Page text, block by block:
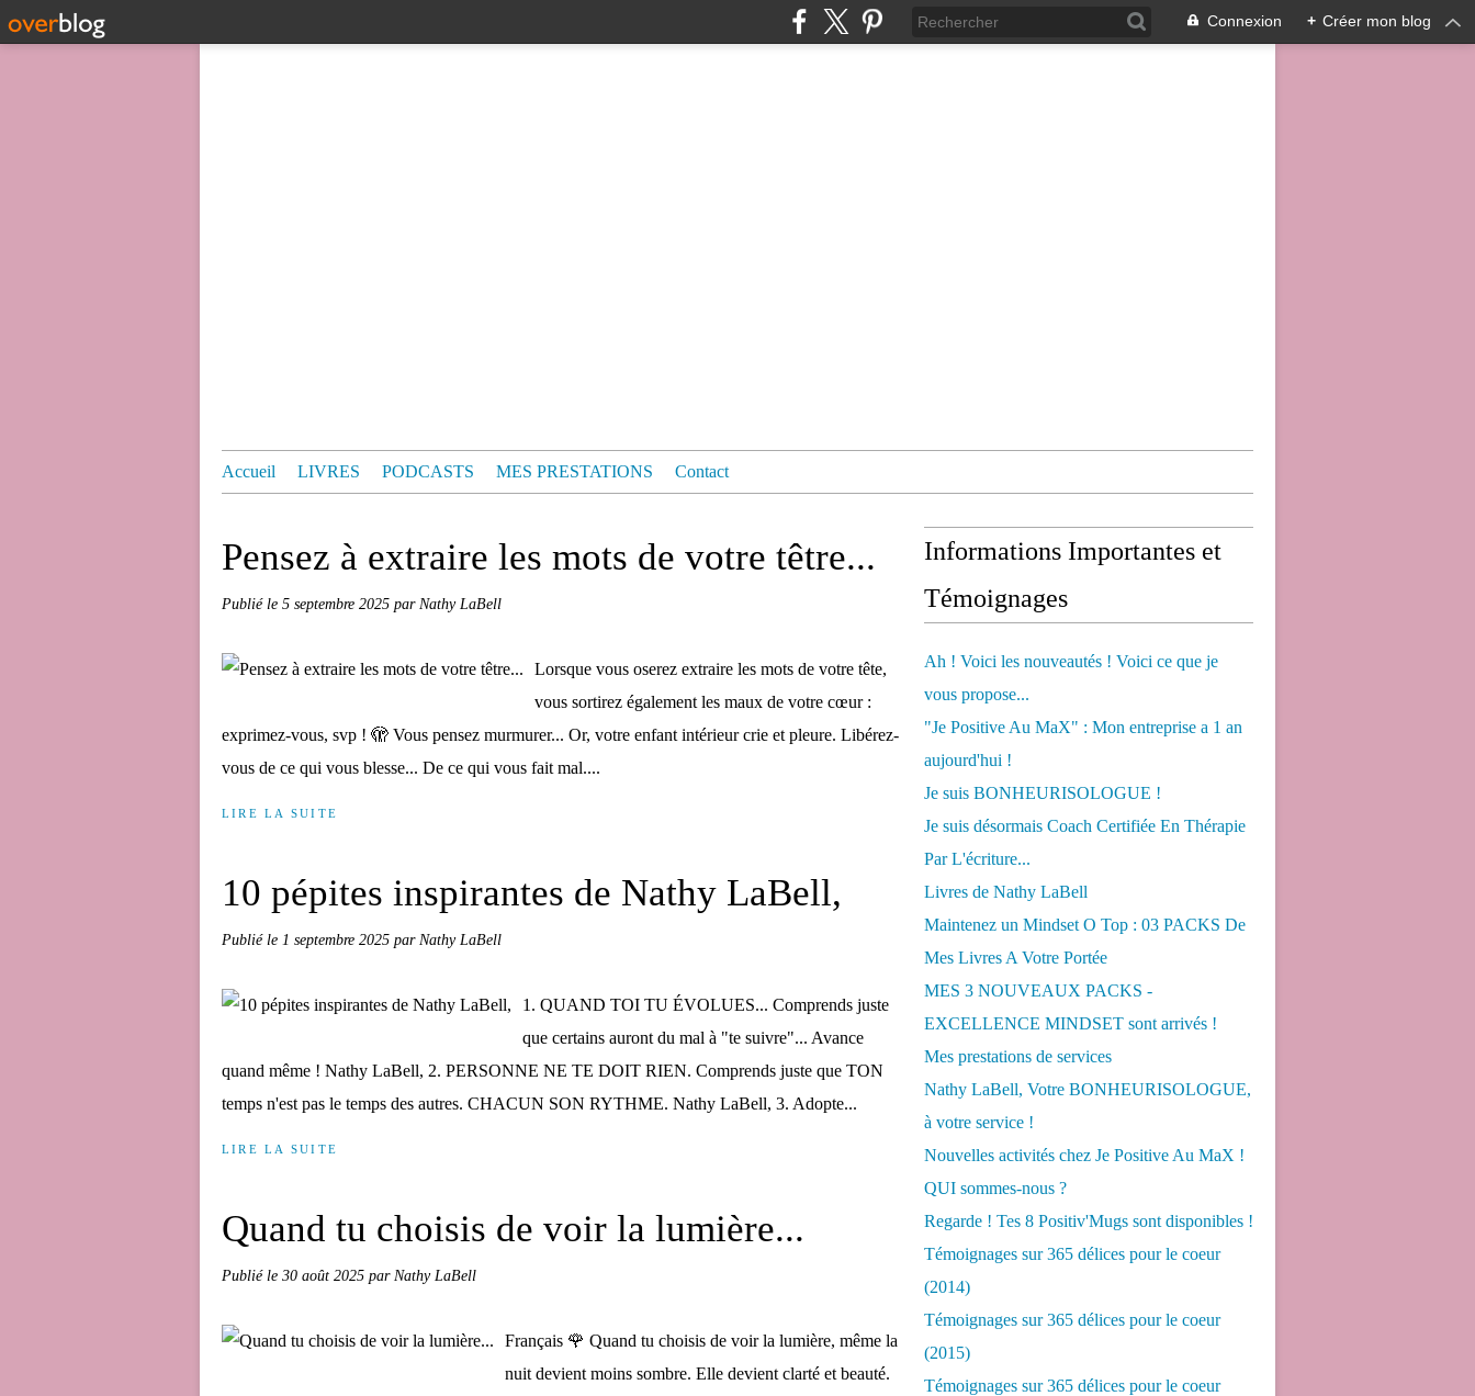
Connexion + Créer mon blog
Accueil LIVRES PODCASTS MES PRESTATIONS Contact
Pensez à extraire les mots de votre têtre...
Publié le 5 septembre 2025 par Nathy LaBell
Lorsque vous oserez extraire les mots de votre tête,
vous sortirez également les maux de votre cœur :
exprimez-vous, svp ! 🫣 Vous pensez murmurer... Or, votre enfant intérieur crie et pleure. Libérez-
vous de ce qui vous blesse... De ce qui vous fait mal....
LIRE LA SUITE
10 pépites inspirantes de Nathy LaBell,
Publié le 1 septembre 2025 par Nathy LaBell
1. QUAND TOI TU ÉVOLUES... Comprends juste
que certains auront du mal à "te suivre"... Avance
quand même ! Nathy LaBell, 2. PERSONNE NE TE DOIT RIEN. Comprends juste que TON
temps n'est pas le temps des autres. CHACUN SON RYTHME. Nathy LaBell, 3. Adopte...
LIRE LA SUITE
Quand tu choisis de voir la lumière...
Publié le 30 août 2025 par Nathy LaBell
Français 🌹 Quand tu choisis de voir la lumière, même la
nuit devient moins sombre. Elle devient clarté et beauté.
Informations Importantes et
Témoignages
Ah ! Voici les nouveautés ! Voici ce que je
vous propose...
"Je Positive Au MaX" : Mon entreprise a 1 an
aujourd'hui !
Je suis BONHEURISOLOGUE !
Je suis désormais Coach Certifiée En Thérapie
Par L'écriture...
Livres de Nathy LaBell
Maintenez un Mindset O Top : 03 PACKS De
Mes Livres A Votre Portée
MES 3 NOUVEAUX PACKS -
EXCELLENCE MINDSET sont arrivés !
Mes prestations de services
Nathy LaBell, Votre BONHEURISOLOGUE,
à votre service !
Nouvelles activités chez Je Positive Au MaX !
QUI sommes-nous ?
Regarde ! Tes 8 Positiv'Mugs sont disponibles !
Témoignages sur 365 délices pour le coeur
(2014)
Témoignages sur 365 délices pour le coeur
(2015)
Témoignages sur 365 délices pour le coeur